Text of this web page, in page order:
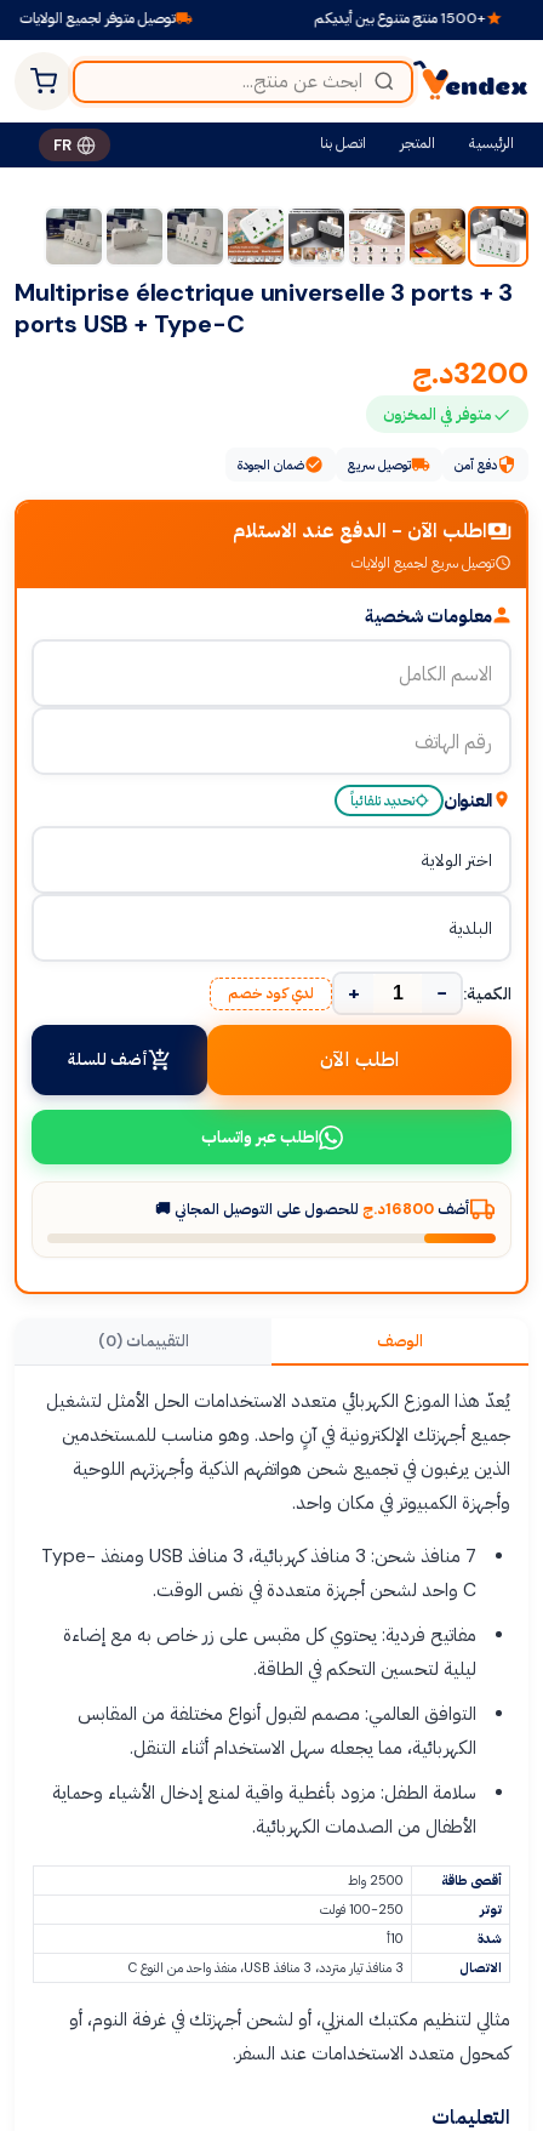
توصيل متوفر لجميع الولايات
الرئيسية المتجر اتصل بنا FR
Multiprise électrique universelle 3 ports + 3
ports USB + Type-C
3200د.ج
متوفر في المخزون
دفع آمن توصيل سريع ضمان الجودة
اطلب الآن - الدفع عند الاستلام
توصيل سريع لجميع الولايات
معلومات شخصية
العنوان تحديد تلقائياً
الكمية: −
+ لدي كود خصم
اطلب الآن أضف للسلة
اطلب عبر واتساب
أضف 16800د.ج للحصول على التوصيل المجاني 🚚
الوصف التقييمات (0)
يُعدّ هذا الموزع الكهربائي متعدد الاستخدامات الحل الأمثل لتشغيل
جميع أجهزتك الإلكترونية في آنٍ واحد. وهو مناسب للمستخدمين
الذين يرغبون في تجميع شحن هواتفهم الذكية وأجهزتهم اللوحية
وأجهزة الكمبيوتر في مكان واحد.
7 منافذ شحن: 3 منافذ كهربائية، 3 منافذ USB ومنفذ Type-
C واحد لشحن أجهزة متعددة في نفس الوقت.
مفاتيح فردية: يحتوي كل مقبس على زر خاص به مع إضاءة
ليلية لتحسين التحكم في الطاقة.
التوافق العالمي: مصمم لقبول أنواع مختلفة من المقابس
الكهربائية، مما يجعله سهل الاستخدام أثناء التنقل.
سلامة الطفل: مزود بأغطية واقية لمنع إدخال الأشياء وحماية
الأطفال من الصدمات الكهربائية.
أقصى طاقة
2500 واط
توتر
100-250 فولت
شدة
10أ
الاتصال
3 منافذ تيار متردد، 3 منافذ USB، منفذ واحد من النوع C
مثالي لتنظيم مكتبك المنزلي، أو لشحن أجهزتك في غرفة النوم، أو
كمحول متعدد الاستخدامات عند السفر.
التعليمات